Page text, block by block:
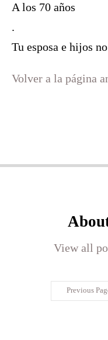
A los 70 años
.
Tu esposa e hijos
Volver a la página
View all
Previous